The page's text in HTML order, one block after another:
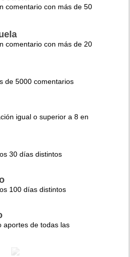
comentario con más de 50
comentario con más de 20
de 5000 comentarios
igual o superior a 8 en
30 días distintos
100 días distintos
aportes de todas las